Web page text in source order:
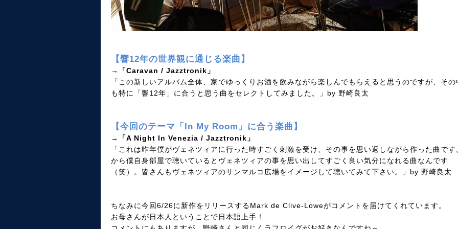
【響12年の世界観に通じる楽曲】
→「Caravan / Jazztronik」
「この新しいアルバム全体、家でゆっくりお酒を飲みながら楽しんでもらえると思うのですが、その
も特に「響12年」に合うと思う曲をセレクトしてみました。」by 野崎良太
【今回のテーマ「In My Room」に合う楽曲】
→「A Night In Venezia / Jazztronik」
「これは昨年僕がヴェネツィアに行った時すごく刺激を受け、その事を思い返しながら作った曲です
から僕自身部屋で聴いているとヴェネツィアの事を思い出してすごく良い気分になれる曲なんです
（笑）。皆さんもヴェネツィアのサンマルコ広場をイメージして聴いてみて下さい。」by 野崎良太
ちなみに今回6/26に新作をリリースするMark de Clive-Loweがコメントを届けてくれています。
お母さんが日本人ということで日本語上手！